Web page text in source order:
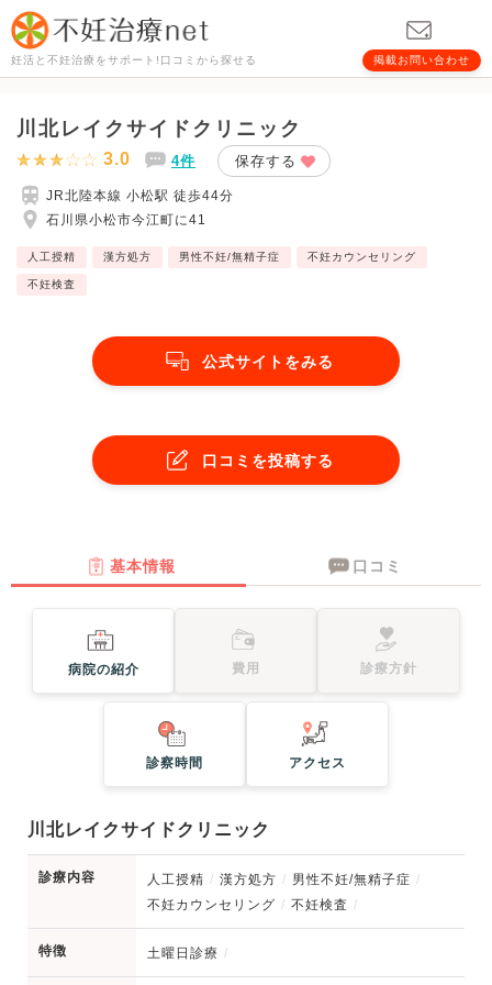
妊活と不妊治療をサポート!口コミから探せる 掲載お問い合わせ
川北レイクサイドクリニック
3.0 4件 保存する
JR北陸本線 小松駅 徒歩44分
石川県小松市今江町に41
人工授精 漢方処方 男性不妊/無精子症 不妊カウンセリング
不妊検査
公式サイトをみる
口コミを投稿する
基本情報 口コミ
病院の紹介 費用 診療方針
診察時間 アクセス
川北レイクサイドクリニック
診療内容 人工授精 漢方処方
男性不妊/無精子症
不妊カウンセリング
不妊検査
特徴 土曜日診療